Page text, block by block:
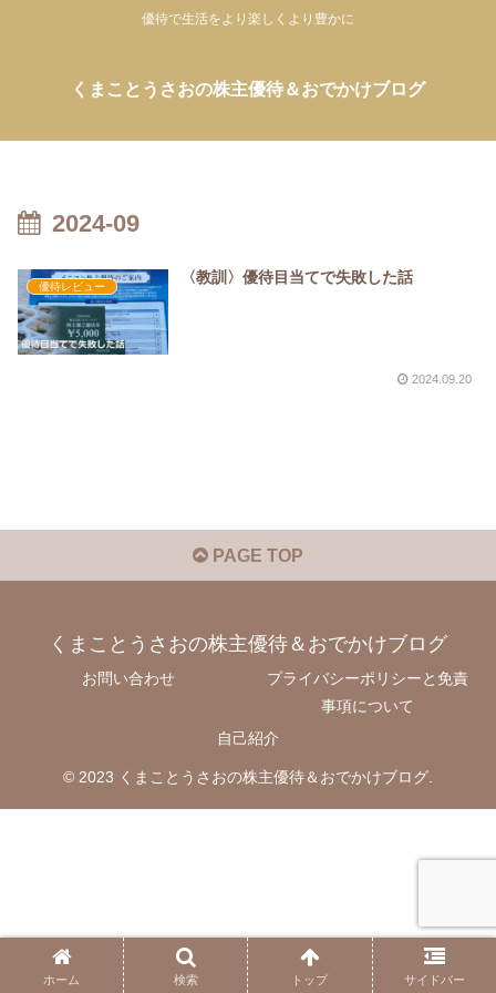
優待で生活をより楽しくより豊かに
くまことうさおの株主優待＆おでかけブログ
2024-09
優待レビュー
〈教訓〉優待目当てで失敗した話
2024.09.20
PAGE TOP
くまことうさおの株主優待＆おでかけブログ
お問い合わせ
プライバシーポリシーと免責
事項について
自己紹介
© 2023 くまことうさおの株主優待＆おでかけブログ.
ホーム 検索 トップ サイドバー